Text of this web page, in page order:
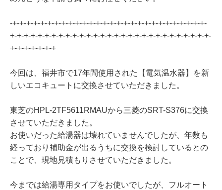
-+-+-+-+-+-+-+-+-+-+-+-+-+-+-+-+-+-+-+-+-+-+-+-+-+-+-+-+-
+-+-+-+-+-+-+-+-+-+-+-+-+-+-+-+-+-+-+-+-+-+-+-+-+-+-+-+-+-
+-+-+-+-+-+-+
今回は、福井市で17年間使用された【電気温水器】を新
しいエコキュートに交換させていただきました。
東芝のHPL-2TF5611RMAUから三菱のSRT-S376に交換
させていただきました。
お使いだった給湯器は壊れていませんでしたが、年数も
経っており補助金が出るうちに交換を検討しているとの
ことで、現地見積もりさせていただきました。
今までは給湯専用タイプをお使いでしたが、フルオート